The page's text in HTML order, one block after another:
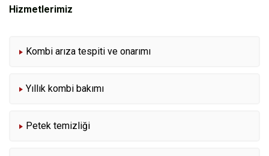
Hizmetlerimiz
Kombi arıza tespiti ve onarımı
Yıllık kombi bakımı
Petek temizliği